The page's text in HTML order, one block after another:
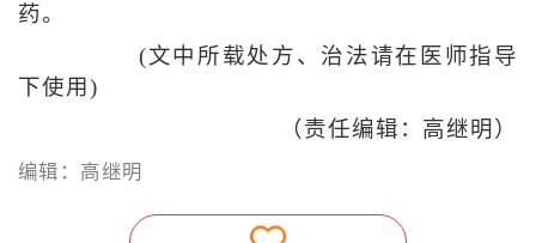
药。
(文中所载处方、治法请在医师指导
下使用)
（责任编辑：高继明）
编辑：高继明